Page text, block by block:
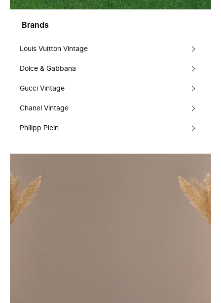
Brands
Louis Vuitton Vintage
Dolce & Gabbana
Gucci Vintage
Chanel Vintage
Philipp Plein